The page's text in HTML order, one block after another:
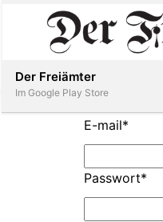
Inserieren
E-mail*
Passwort*
Der Freiämter
Im Google Play Store